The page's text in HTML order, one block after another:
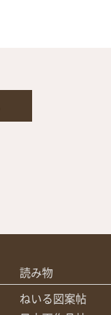
読み物
ねいる図案帖